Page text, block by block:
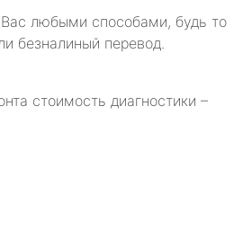
любыми способами, будь то
безналиный перевод.
стоимость диагностики –